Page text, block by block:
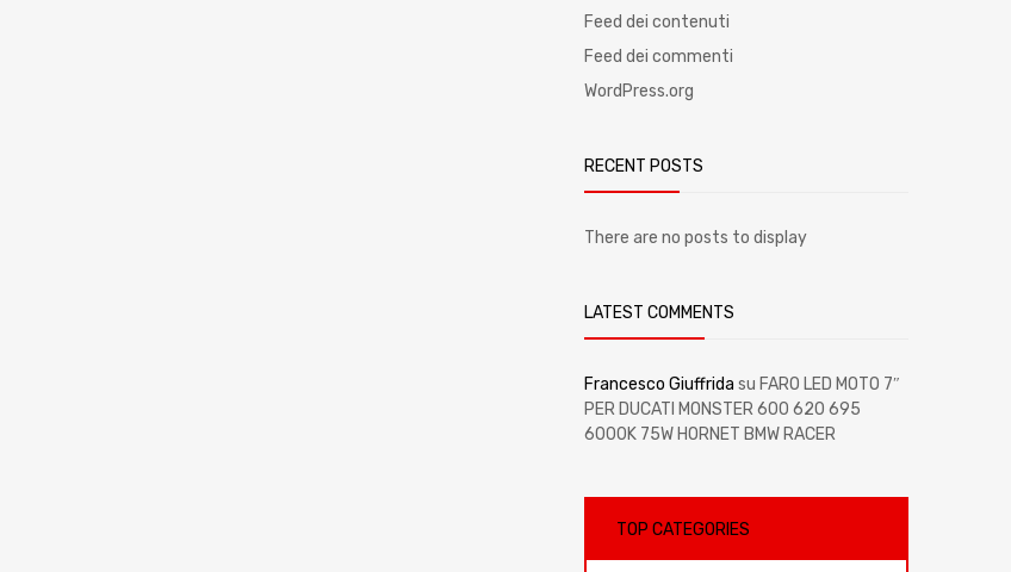
Feed dei contenuti
Feed dei commenti
WordPress.org
RECENT POSTS
There are no posts to display
LATEST COMMENTS
Francesco Giuffrida su FARO LED MOTO 7″
PER DUCATI MONSTER 600 620 695
6000K 75W HORNET BMW RACER
TOP CATEGORIES